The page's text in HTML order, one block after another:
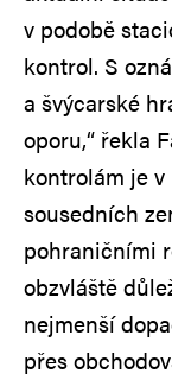
v podobě
kontrol. S
a švýcarské
oporu,“ řekla
kontrolám je
sousedních
pohraničními
obzvláště
nejmenší
přes